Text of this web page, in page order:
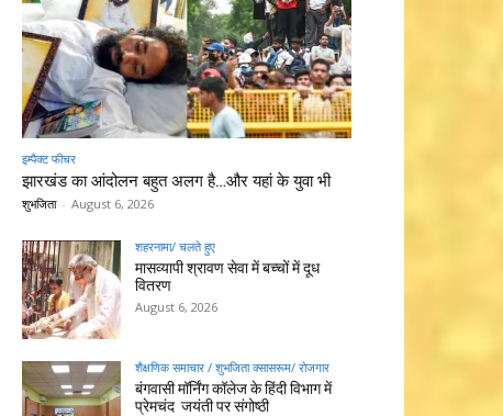
इम्पैक्ट फीचर
झारखंड का आंदोलन बहुत अलग है…और यहां के युवा भी
शुभजिता - August 6, 2026
शहरनामा/ चलते हुए
मासव्यापी श्रावण सेवा में बच्चों में दूध
वितरण
August 6, 2026
शैक्षणिक समाचार / शुभजिता क्सासरूम/ रोजगार
बंगवासी मॉर्निंग कॉलेज के हिंदी विभाग में
प्रेमचंद जयंती पर संगोष्ठी